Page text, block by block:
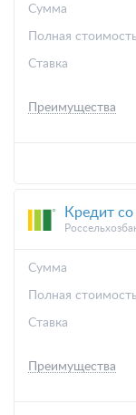
Cумма
Полная
Ставка
Преимущества
Кредит
Cумма
Полная
Ставка
Преимущества